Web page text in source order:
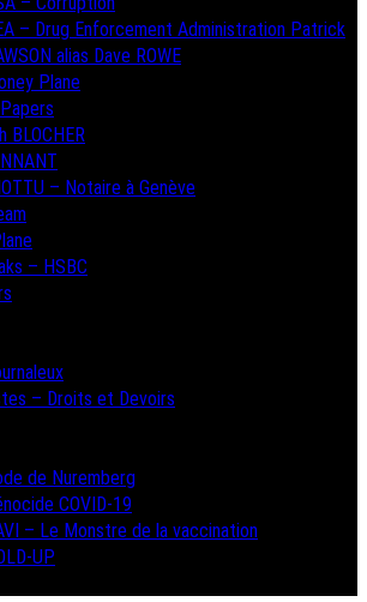
– Drug Enforcement Administration Patrick
alias Dave ROWE
Plane
BLOCHER
– Notaire à Genève
– HSBC
– Droits et Devoirs
de Nuremberg
COVID-19
– Le Monstre de la vaccination
UP